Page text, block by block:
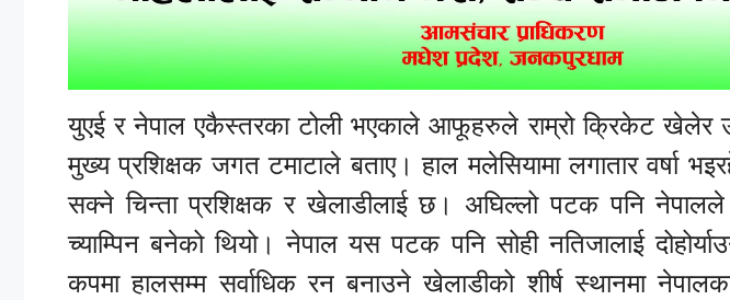
युएई र नेपाल एकैस्तरका टोली भएकाले आफूहरुले राम्रो क्रिकेट खेलेर
मुख्य प्रशिक्षक जगत टमाटाले बताए। हाल मलेसियामा लगातार वर्षा
सक्ने चिन्ता प्रशिक्षक र खेलाडीलाई छ। अघिल्लो पटक पनि नेपालले
च्याम्पिन बनेको थियो। नेपाल यस पटक पनि सोही नतिजालाई
कपमा हालसम्म सर्वाधिक रन बनाउने खेलाडीको शीर्ष स्थानमा